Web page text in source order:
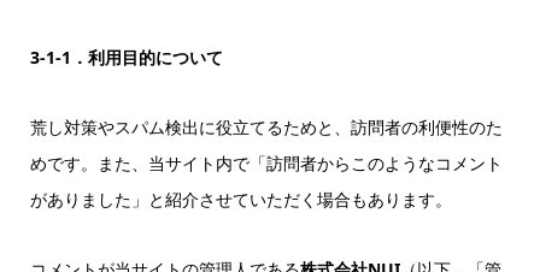
3-1-1．利用目的について
荒し対策やスパム検出に役立てるためと、訪問者の利便性のた
めです。また、当サイト内で「訪問者からこのようなコメント
がありました」と紹介させていただく場合もあります。